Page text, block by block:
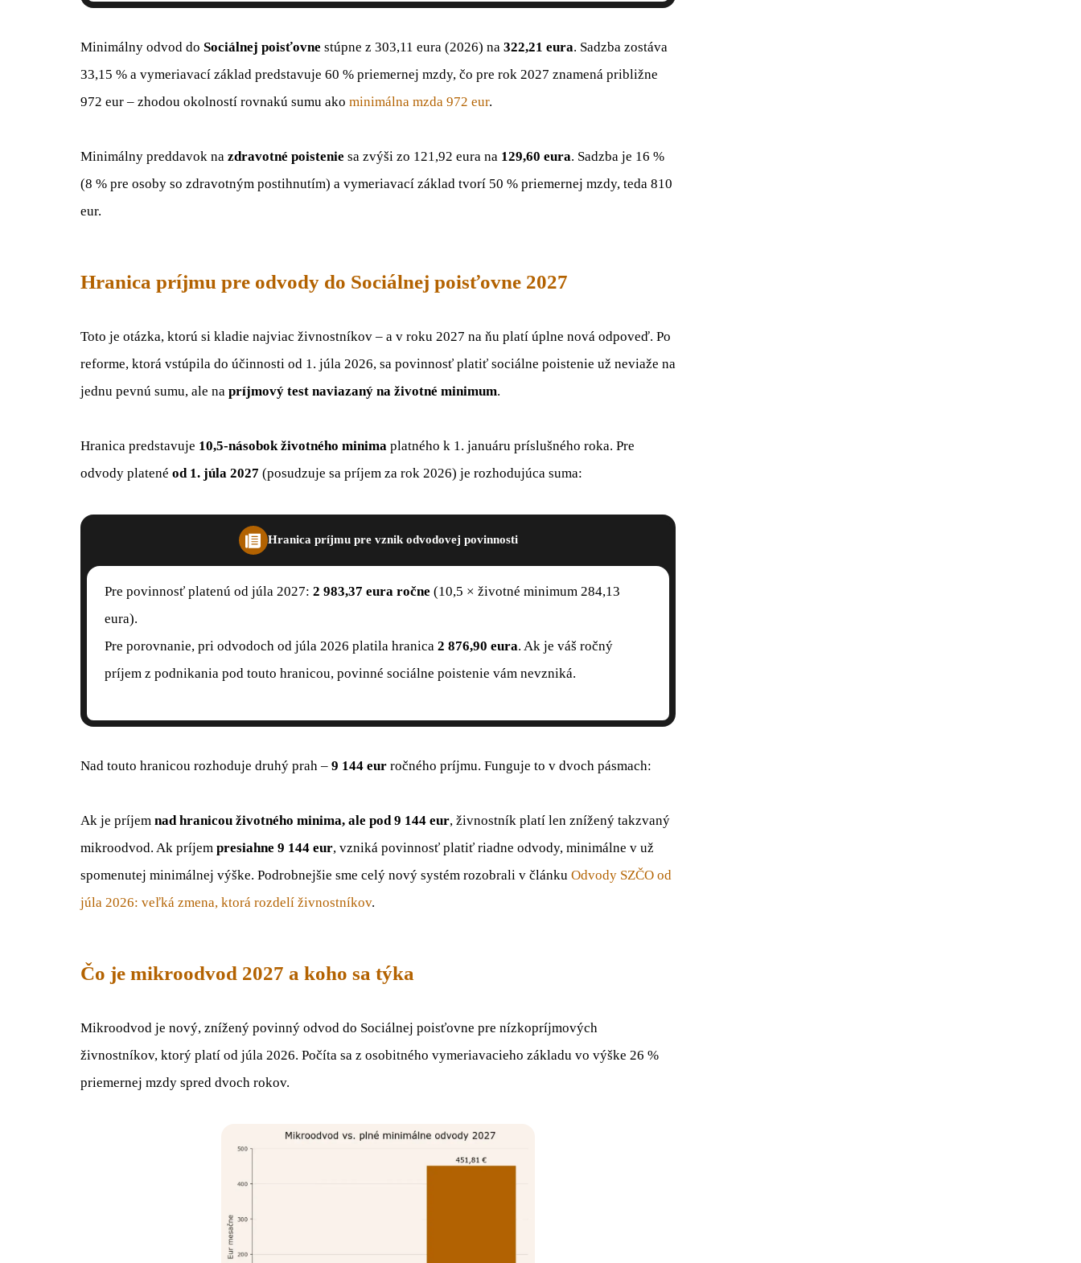
Minimálny odvod do Sociálnej poisťovne stúpne z 303,11 eura (2026) na 322,21 eura. Sadzba zostáva
33,15 % a vymeriavací základ predstavuje 60 % priemernej mzdy, čo pre rok 2027 znamená približne
972 eur – zhodou okolností rovnakú sumu ako minimálna mzda 972 eur.
Minimálny preddavok na zdravotné poistenie sa zvýši zo 121,92 eura na 129,60 eura. Sadzba je 16 %
(8 % pre osoby so zdravotným postihnutím) a vymeriavací základ tvorí 50 % priemernej mzdy, teda 810
eur.
Hranica príjmu pre odvody do Sociálnej poisťovne 2027
Toto je otázka, ktorú si kladie najviac živnostníkov – a v roku 2027 na ňu platí úplne nová odpoveď. Po
reforme, ktorá vstúpila do účinnosti od 1. júla 2026, sa povinnosť platiť sociálne poistenie už neviaže na
jednu pevnú sumu, ale na príjmový test naviazaný na životné minimum.
Hranica predstavuje 10,5-násobok životného minima platného k 1. januáru príslušného roka. Pre
odvody platené od 1. júla 2027 (posudzuje sa príjem za rok 2026) je rozhodujúca suma:
Hranica príjmu pre vznik odvodovej povinnosti
Pre povinnosť platenú od júla 2027: 2 983,37 eura ročne (10,5 × životné minimum 284,13
eura).
Pre porovnanie, pri odvodoch od júla 2026 platila hranica 2 876,90 eura. Ak je váš ročný
príjem z podnikania pod touto hranicou, povinné sociálne poistenie vám nevzniká.
Nad touto hranicou rozhoduje druhý prah – 9 144 eur ročného príjmu. Funguje to v dvoch pásmach:
Ak je príjem nad hranicou životného minima, ale pod 9 144 eur, živnostník platí len znížený takzvaný
mikroodvod. Ak príjem presiahne 9 144 eur, vzniká povinnosť platiť riadne odvody, minimálne v už
spomenutej minimálnej výške. Podrobnejšie sme celý nový systém rozobrali v článku Odvody SZČO od
júla 2026: veľká zmena, ktorá rozdelí živnostníkov.
Čo je mikroodvod 2027 a koho sa týka
Mikroodvod je nový, znížený povinný odvod do Sociálnej poisťovne pre nízkopríjmových
živnostníkov, ktorý platí od júla 2026. Počíta sa z osobitného vymeriavacieho základu vo výške 26 %
priemernej mzdy spred dvoch rokov.